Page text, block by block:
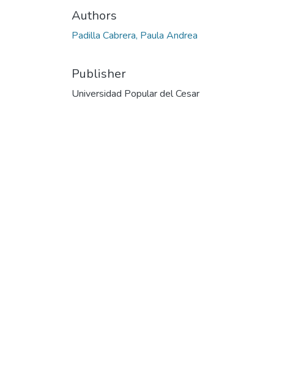
Authors
Padilla Cabrera, Paula Andrea
Publisher
Universidad Popular del Cesar